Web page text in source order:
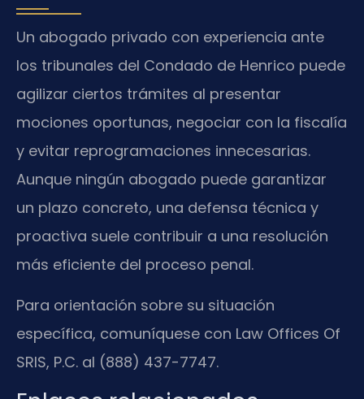
Un abogado privado con experiencia ante
los tribunales del Condado de Henrico puede
agilizar ciertos trámites al presentar
mociones oportunas, negociar con la fiscalía
y evitar reprogramaciones innecesarias.
Aunque ningún abogado puede garantizar
un plazo concreto, una defensa técnica y
proactiva suele contribuir a una resolución
más eficiente del proceso penal.
Para orientación sobre su situación
específica, comuníquese con Law Offices Of
SRIS, P.C. al (888) 437-7747.